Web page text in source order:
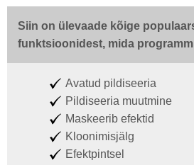
Siin on ülevaade kõige
funktsioonidest, mida
Avatud pildiseeria
Pildiseeria muutmine
Maskeerib efektid
Kloonimisjälg
Efektpintsel